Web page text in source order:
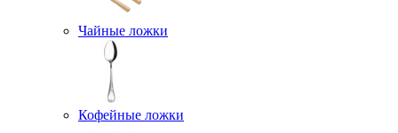
Чайные ложки
Кофейные ложки